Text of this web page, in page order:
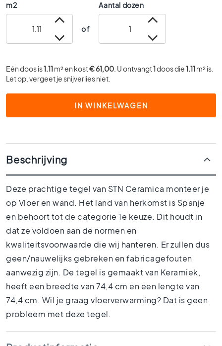
3
3
2
0
x
1
1
x
1
0
R
i
m
t
e
s
B
m2
of
Aantal dozen
Eén doos is1.11m² en kost€ 61,00 . U ontvangt1doos die1.11m² is.
Let op, vergeet je snijverlies niet.
IN WINKELWAGEN
Beschrijving
Deze prachtige tegel van STN Ceramica monteer je
op Vloer en wand. Het land van herkomst is Spanje
en behoort tot de categorie 1e keuze. Dit houdt in
dat ze voldoen aan de normen en
kwaliteitsvoorwaarde die wij hanteren. Er zullen dus
geen/nauwelijks gebreken en fabricagefouten
aanwezig zijn. De tegel is gemaakt van Keramiek,
heeft een breedte van 74,4 cm en een lengte van
74,4 cm. Wil je graag vloerverwarming? Dat is geen
probleem met deze tegel.